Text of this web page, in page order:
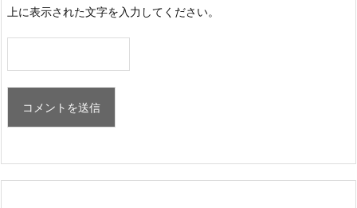
上に表示された文字を入力してください。